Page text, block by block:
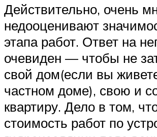
Действительно, очень
недооценивают
этапа работ. Ответ на
очевиден — чтобы не
свой дом(если вы
частном доме), свою и
квартиру. Дело в том,
стоимость работ по